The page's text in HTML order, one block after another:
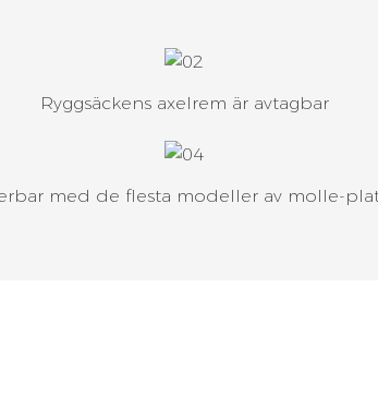
Ryggsäckens axelrem är avtagbar
med de flesta modeller av molle-